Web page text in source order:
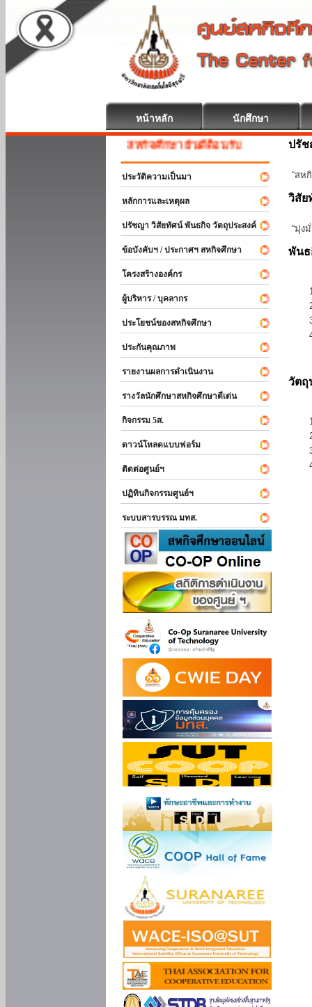
หน้าหลัก นักศึกษา
สหกิจศึกษา ยินดีต้อนรับ
ประวัติความเป็นมา
หลักการและเหตุผล
ปรัชญา วิสัยทัศน์ พันธกิจ วัตถุประสงค์
ข้อบังคับฯ / ประกาศฯ สหกิจศึกษา
โครงสร้างองค์กร
ผู้บริหาร / บุคลากร
ประโยชน์ของสหกิจศึกษา
ประกันคุณภาพ
รายงานผลการดำเนินงาน
รางวัลนักศึกษาสหกิจศึกษาดีเด่น
กิจกรรม 5ส.
ดาวน์โหลดแบบฟอร์ม
ติดต่อศูนย์ฯ
ปฏิทินกิจกรรมศูนย์ฯ
ระบบสารบรรณ มทส.
ปรั
“สห
วิสัย
“มุ่ง
พัน
วัตถุ